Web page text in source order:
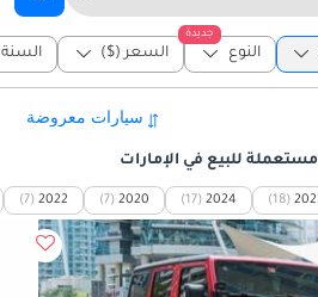
جديدة
النوع السعر ($) السنة
للبيع في الإمارات
(18)
2024
(17)
2020
(7)
2022
(7)